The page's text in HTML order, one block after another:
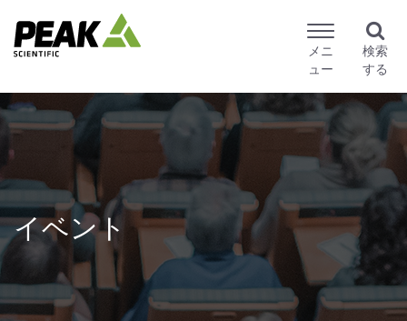
メニ
ュー
検索
する
イベント